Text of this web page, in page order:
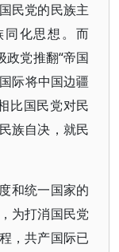
民党的民族主
化思想。而
政党推翻“帝国
际将中国边疆
比国民党对民
族自决，就民
和统一国家的
为打消国民党
，共产国际已